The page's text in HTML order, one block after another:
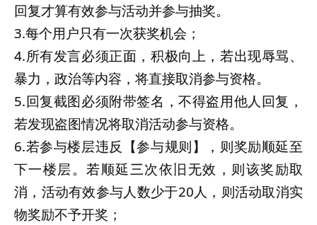
回复才算有效参与活动并参与抽奖。
3.每个用户只有一次获奖机会；
4.所有发言必须正面，积极向上，若出现辱骂、
暴力，政治等内容，将直接取消参与资格。
5.回复截图必须附带签名，不得盗用他人回复，
若发现盗图情况将取消活动参与资格。
6.若参与楼层违反【参与规则】，则奖励顺延至
下一楼层。若顺延三次依旧无效，则该奖励取
消，活动有效参与人数少于20人，则活动取消实
物奖励不予开奖；